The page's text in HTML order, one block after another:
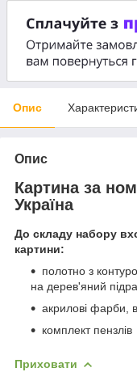
Опис
Опис
Картина за
Україна
До складу набору
картини:
полотно з
на дерев'яний
акрилові фарби,
комплект пензлів
Приховати